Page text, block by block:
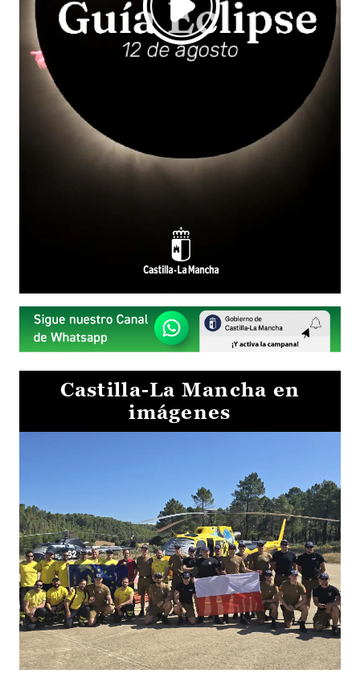
Castilla-La Mancha en
imágenes